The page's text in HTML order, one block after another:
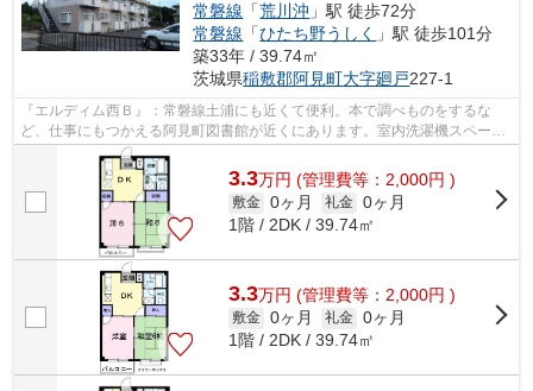
常磐線 「荒川沖 」駅 徒歩72分
常磐線 「ひたち野うしく
」駅 徒歩101分
築33年 / 39.74㎡
茨城県稲敷郡阿見町大字廻戸227-1
『エルディム西Ｂ』：常磐線土浦にも近くて便利。本で調べものをするな
ど、仕事にもつかえる阿見町図書館が近くにあります。室内洗濯機スペース
も備えられています。料理好きにはうれ...
3.3万円 (管理費等：2,000円 )
敷金 0ヶ月 礼金 0ヶ月
1階 / 2DK / 39.74㎡
3.3万円 (管理費等：2,000円 )
敷金 0ヶ月 礼金 0ヶ月
1階 / 2DK / 39.74㎡